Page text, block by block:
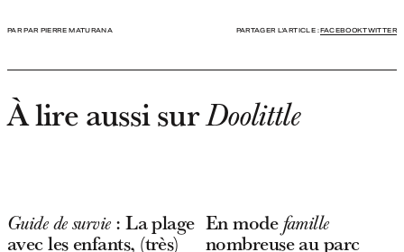
PAR PAR PIERRE MATURANA PARTAGER L'ARTICLE :FACEBOOKTWITTER
À lire aussi surDoolittle
Guide de survie: La plage
avec les enfants, (très)
En mode famille
nombreuse au parc